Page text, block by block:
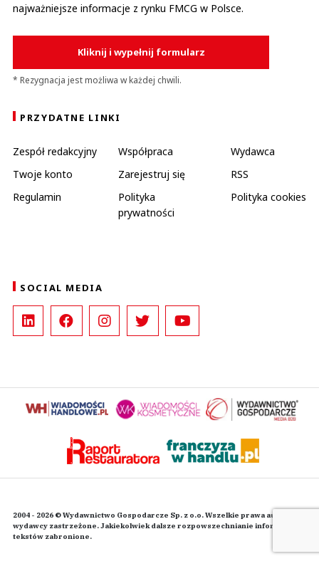
najważniejsze informacje z rynku FMCG w Polsce.
Kliknij i wypełnij formularz
* Rezygnacja jest możliwa w każdej chwili.
PRZYDATNE LINKI
Zespół redakcyjny Współpraca
Wydawca
Twoje konto
Zarejestruj się
RSS
Regulamin
Polityka
prywatności
Polityka cookies
SOCIAL MEDIA
2004 - 2026 © Wydawnictwo Gospodarcze Sp. z o.o. Wszelkie prawa autorskie
wydawcy zastrzeżone. Jakiekolwiek dalsze rozpowszechnianie informacji i
tekstów zabronione.